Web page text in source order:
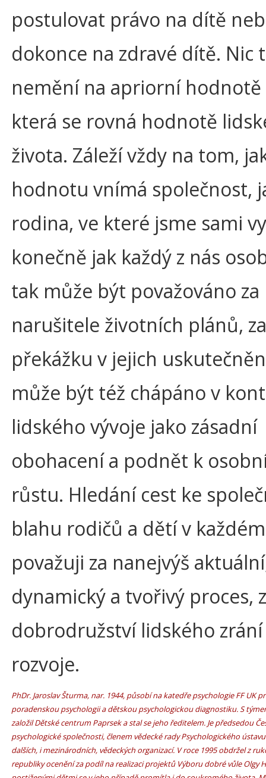
postulovat právo na dítě
dokonce na zdravé dítě. Nic
nemění na apriorní
která se rovná hodnotě
života. Záleží vždy na tom,
hodnotu vnímá společnost,
rodina, ve které jsme sami
konečně jak každý z nás
tak může být považováno za
narušitele životních plánů, za
překážku v jejich
může být též chápáno v
lidského vývoje jako zásadní
obohacení a podnět k
růstu. Hledání cest ke
blahu rodičů a dětí v
považuji za nanejvýš
dynamický a tvořivý proces,
dobrodružství lidského zrání
rozvoje.
PhDr. Jaroslav Šturma, nar. 1944, působí na katedře psychologie FF UK
poradenskou psychologii a dětskou psychologickou diagnostiku. S
založil Dětské centrum Paprsek a stal se jeho ředitelem. Je předsedou
psychologické společnosti, členem vědecké rady Psychologického
dalších, i mezinárodních, vědeckých organizací. V roce 1995 obdržel z
republiky ocenění za podíl na realizaci projektů Výboru dobré vůle Olgy